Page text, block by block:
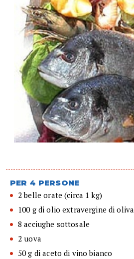
PER 4 PERSONE
2 belle orate (circa 1 kg)
100 g di olio extravergine di oliva
8 acciughe sottosale
2 uova
50 g di aceto di vino bianco